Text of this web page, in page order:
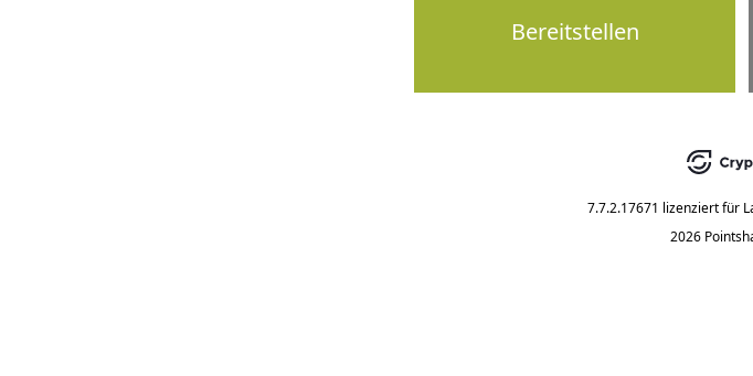
Bereitstellen
7.7.2.17671 lizenziert für
2026